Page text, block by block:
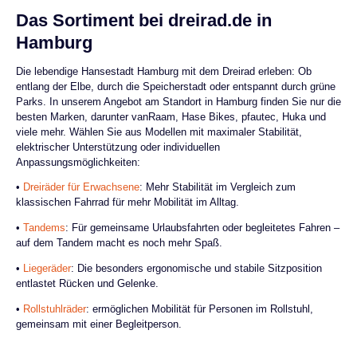
Das Sortiment bei dreirad.de in
Hamburg
Die lebendige Hansestadt Hamburg mit dem Dreirad erleben: Ob
entlang der Elbe, durch die Speicherstadt oder entspannt durch grüne
Parks. In unserem Angebot am Standort in Hamburg finden Sie nur die
besten Marken, darunter vanRaam, Hase Bikes, pfautec, Huka und
viele mehr. Wählen Sie aus Modellen mit maximaler Stabilität,
elektrischer Unterstützung oder individuellen
Anpassungsmöglichkeiten:
• Dreiräder für Erwachsene: Mehr Stabilität im Vergleich zum
klassischen Fahrrad für mehr Mobilität im Alltag.
• Tandems: Für gemeinsame Urlaubsfahrten oder begleitetes Fahren –
auf dem Tandem macht es noch mehr Spaß.
• Liegeräder: Die besonders ergonomische und stabile Sitzposition
entlastet Rücken und Gelenke.
• Rollstuhlräder: ermöglichen Mobilität für Personen im Rollstuhl,
gemeinsam mit einer Begleitperson.